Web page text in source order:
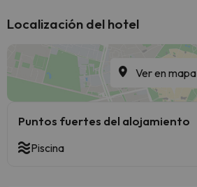
Localización del hotel
Ver en mapa
Puntos fuertes del alojamiento
Piscina